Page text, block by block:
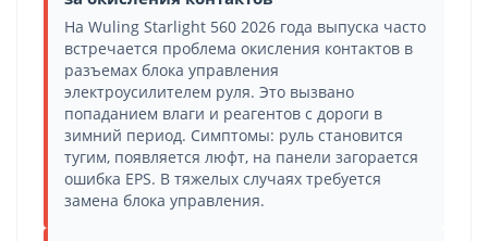
На Wuling Starlight 560 2026 года выпуска часто
встречается проблема окисления контактов в
разъемах блока управления
электроусилителем руля. Это вызвано
попаданием влаги и реагентов с дороги в
зимний период. Симптомы: руль становится
тугим, появляется люфт, на панели загорается
ошибка EPS. В тяжелых случаях требуется
замена блока управления.